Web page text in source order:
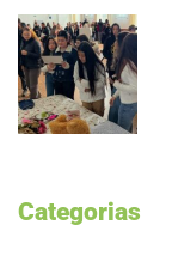
Categorias